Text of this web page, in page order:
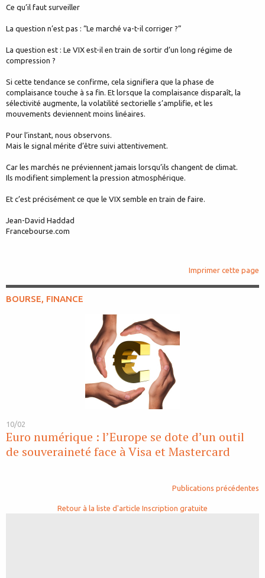
Ce qu’il faut surveiller
La question n’est pas : “Le marché va-t-il corriger ?”
La question est : Le VIX est-il en train de sortir d’un long régime de
compression ?
Si cette tendance se confirme, cela signifiera que la phase de
complaisance touche à sa fin. Et lorsque la complaisance disparaît, la
sélectivité augmente, la volatilité sectorielle s’amplifie, et les
mouvements deviennent moins linéaires.
Pour l’instant, nous observons.
Mais le signal mérite d’être suivi attentivement.
Car les marchés ne préviennent jamais lorsqu’ils changent de climat.
Ils modifient simplement la pression atmosphérique.
Et c’est précisément ce que le VIX semble en train de faire.
Jean-David Haddad
Francebourse.com
Imprimer cette page
BOURSE, FINANCE
10/02
Euro numérique : l’Europe se dote d’un outil
de souveraineté face à Visa et Mastercard
Publications précédentes
Retour à la liste d'article Inscription gratuite